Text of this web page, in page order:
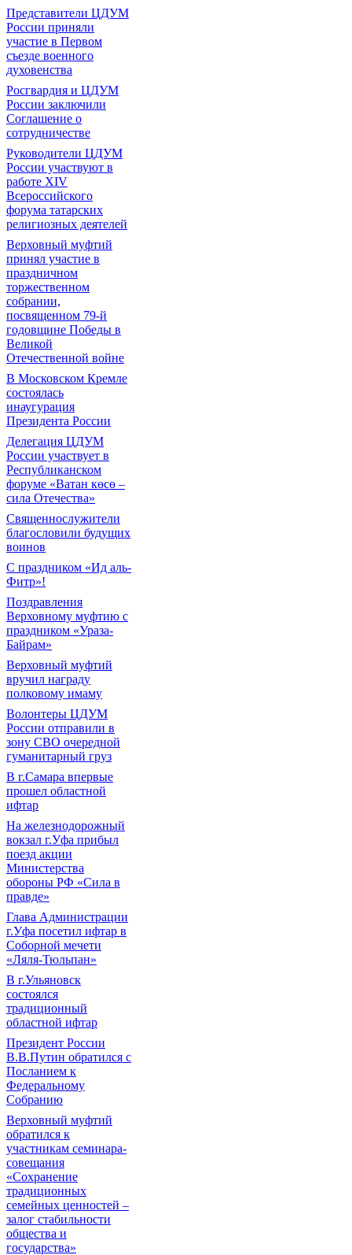
Представители ЦДУМ
России приняли
участие в Первом
съезде военного
духовенства
Росгвардия и ЦДУМ
России заключили
Соглашение о
сотрудничестве
Руководители ЦДУМ
России участвуют в
работе XIV
Всероссийского
форума татарских
религиозных деятелей
Верховный муфтий
принял участие в
праздничном
торжественном
собрании,
посвященном 79-й
годовщине Победы в
Великой
Отечественной войне
В Московском Кремле
состоялась
инаугурация
Президента России
Делегация ЦДУМ
России участвует в
Республиканском
форуме «Ватан көсө –
сила Отечества»
Священнослужители
благословили будущих
воинов
С праздником «Ид аль-
Фитр»!
Поздравления
Верховному муфтию с
праздником «Ураза-
Байрам»
Верховный муфтий
вручил награду
полковому имаму
Волонтеры ЦДУМ
России отправили в
зону СВО очередной
гуманитарный груз
В г.Самара впервые
прошел областной
ифтар
На железнодорожный
вокзал г.Уфа прибыл
поезд акции
Министерства
обороны РФ «Сила в
правде»
Глава Администрации
г.Уфа посетил ифтар в
Соборной мечети
«Ляля-Тюльпан»
В г.Ульяновск
состоялся
традиционный
областной ифтар
Президент России
В.В.Путин обратился с
Посланием к
Федеральному
Собранию
Верховный муфтий
обратился к
участникам семинара-
совещания
«Сохранение
традиционных
семейных ценностей –
залог стабильности
общества и
государства»